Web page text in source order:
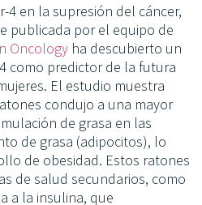
4 en la supresión del cáncer,
publicada por el equipo de
Oncology ha descubierto un
como predictor de la futura
El estudio muestra
condujo a una mayor
de grasa en las
de grasa (adipocitos), lo
de obesidad. Estos ratones
de salud secundarios, como
a la insulina, que